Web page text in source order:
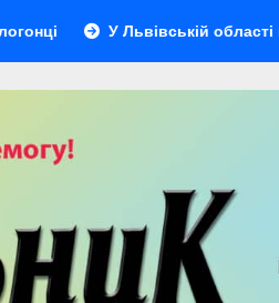
У Львівській області